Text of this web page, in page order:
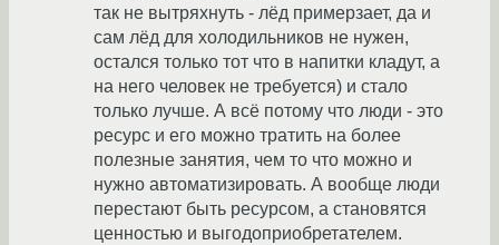
так не вытряхнуть - лёд примерзает, да и
сам лёд для холодильников не нужен,
остался только тот что в напитки кладут, а
на него человек не требуется) и стало
только лучше. А всё потому что люди - это
ресурс и его можно тратить на более
полезные занятия, чем то что можно и
нужно автоматизировать. А вообще люди
перестают быть ресурсом, а становятся
ценностью и выгодоприобретателем.